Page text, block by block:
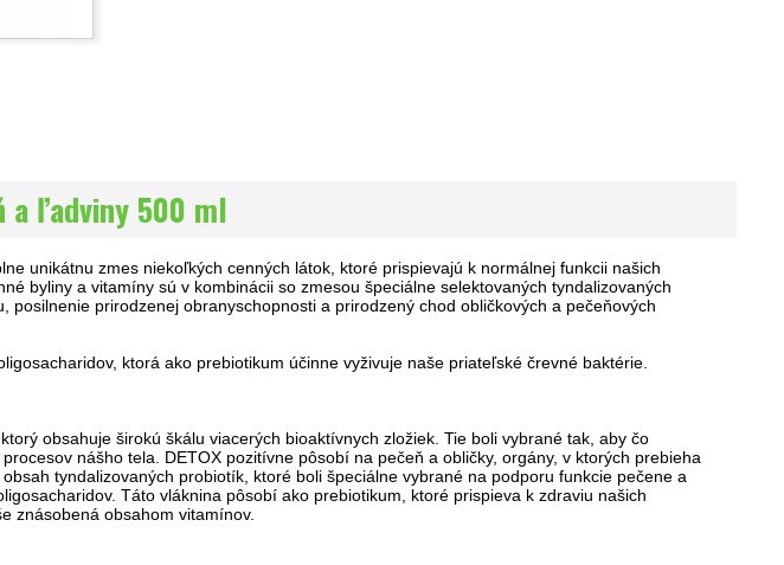
a ľadviny 500 ml
unikátnu zmes niekoľkých cenných látok, ktoré prispievajú k normálnej funkcii našich
byliny a vitamíny sú v kombinácii so zmesou špeciálne selektovaných tyndalizovaných
prirodzenej obranyschopnosti a prirodzený chod obličkových a pečeňových
ktorá ako prebiotikum účinne vyživuje naše priateľské črevné baktérie.
obsahuje širokú škálu viacerých bioaktívnych zložiek. Tie boli vybrané tak, aby čo
nášho tela. DETOX pozitívne pôsobí na pečeň a obličky, orgány, v ktorých prebieha
tyndalizovaných probiotík, ktoré boli špeciálne vybrané na podporu funkcie pečene a
Táto vláknina pôsobí ako prebiotikum, ktoré prispieva k zdraviu našich
znásobená obsahom vitamínov.